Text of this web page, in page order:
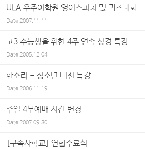
ULA 우주어학원 영어스피치 및 퀴즈대회
Date2007.11.11
고3 수능생을 위한 4주 연속 성경 특강
Date2005.12.04
한소리 - 청소년 비전 특강
Date2006.11.19
주일 4부예배 시간 변경
Date2007.09.30
[구속사학교] 연합수료식